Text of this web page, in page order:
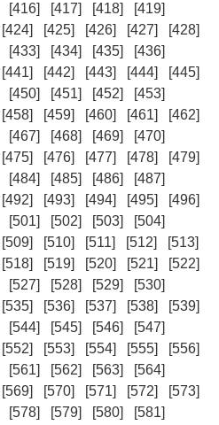
[416] [417] [418]
[419]
[424] [425] [426] [427]
[428]
[433] [434] [435]
[436]
[441] [442] [443] [444]
[445]
[450] [451] [452]
[453]
[458] [459] [460] [461]
[462]
[467] [468] [469]
[470]
[475] [476] [477] [478]
[479]
[484] [485] [486]
[487]
[492] [493] [494] [495]
[496]
[501] [502] [503]
[504]
[509] [510] [511] [512]
[513]
[518] [519] [520] [521]
[522]
[527] [528] [529]
[530]
[535] [536] [537] [538]
[539]
[544] [545] [546]
[547]
[552] [553] [554] [555]
[556]
[561] [562] [563]
[564]
[569] [570] [571] [572]
[573]
[578] [579] [580]
[581]